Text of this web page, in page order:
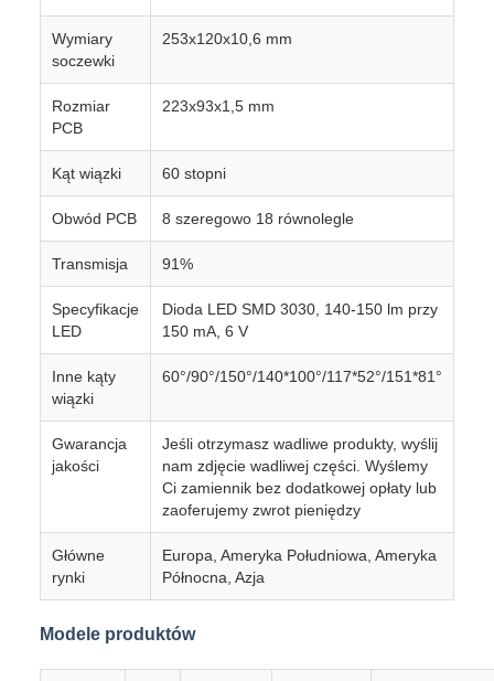
Wymiary
soczewki
253x120x10,6 mm
Rozmiar
PCB
223x93x1,5 mm
Kąt wiązki 60 stopni
Obwód PCB 8 szeregowo 18 równolegle
Transmisja 91%
Specyfikacje
LED
Dioda LED SMD 3030, 140-150 lm przy
150 mA, 6 V
Inne kąty
wiązki
60°/90°/150°/140*100°/117*52°/151*81°
Gwarancja
jakości
Jeśli otrzymasz wadliwe produkty, wyślij
nam zdjęcie wadliwej części. Wyślemy
Ci zamiennik bez dodatkowej opłaty lub
zaoferujemy zwrot pieniędzy
Główne
rynki
Europa, Ameryka Południowa, Ameryka
Północna, Azja
Modele produktów